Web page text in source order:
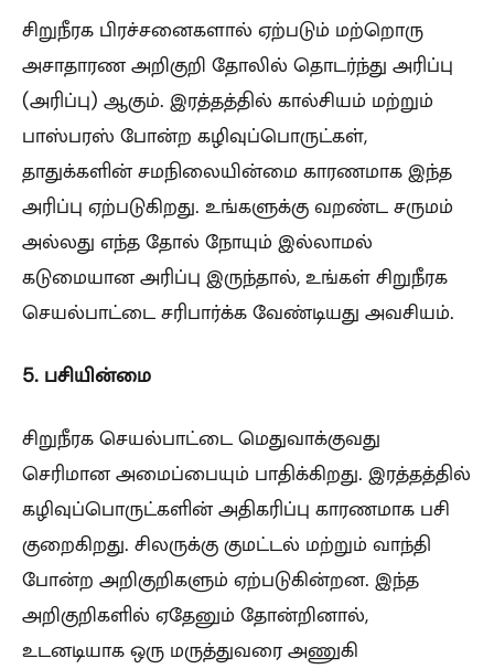
சிறுநீரக பிரச்சனைகளால் ஏற்படும் மற்றொரு
அசாதாரண அறிகுறி தோலில் தொடர்ந்து அரிப்பு
(அரிப்பு) ஆகும். இரத்தத்தில் கால்சியம் மற்றும்
பாஸ்பரஸ் போன்ற கழிவுப்பொருட்கள்,
தாதுக்களின் சமநிலையின்மை காரணமாக இந்த
அரிப்பு ஏற்படுகிறது. உங்களுக்கு வறண்ட சருமம்
அல்லது எந்த தோல் நோயும் இல்லாமல்
கடுமையான அரிப்பு இருந்தால், உங்கள் சிறுநீரக
செயல்பாட்டை சரிபார்க்க வேண்டியது அவசியம்.
5. பசியின்மை
சிறுநீரக செயல்பாட்டை மெதுவாக்குவது
செரிமான அமைப்பையும் பாதிக்கிறது. இரத்தத்தில்
கழிவுப்பொருட்களின் அதிகரிப்பு காரணமாக பசி
குறைகிறது. சிலருக்கு குமட்டல் மற்றும் வாந்தி
போன்ற அறிகுறிகளும் ஏற்படுகின்றன. இந்த
அறிகுறிகளில் ஏதேனும் தோன்றினால்,
உடனடியாக ஒரு மருத்துவரை அணுகி